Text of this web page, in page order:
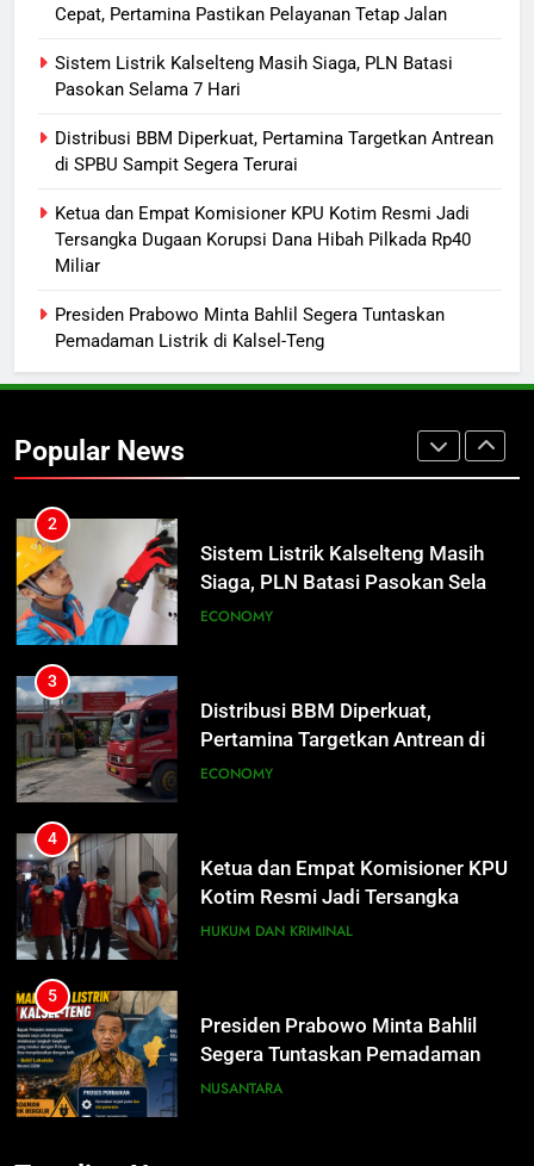
Cepat, Pertamina Pastikan Pelayanan Tetap Jalan
Sistem Listrik Kalselteng Masih Siaga, PLN Batasi
Pasokan Selama 7 Hari
Distribusi BBM Diperkuat, Pertamina Targetkan Antrean
di SPBU Sampit Segera Terurai
Ketua dan Empat Komisioner KPU Kotim Resmi Jadi
Tersangka Dugaan Korupsi Dana Hibah Pilkada Rp40
Miliar
Presiden Prabowo Minta Bahlil Segera Tuntaskan
Pemadaman Listrik di Kalsel-Teng
Popular News
Manajemen FEB UPR Cetak
Program Magang Berdampak
ECONOMY
1
Insiden Konsumen di SPBU
Tetap Jalan
Sistem Listrik Kalselteng Masih
Siaga, PLN Batasi Pasokan Selama
3
Distribusi BBM Diperkuat,
Pertamina Targetkan Antrean di
SPBU Sampit Segera Terurai
ECONOMY
4
Ketua dan Empat Komisioner KPU
Kotim Resmi Jadi Tersangka
Dugaan Korupsi Dana Hibah
HUKUM DAN KRIMINAL
5
Presiden Prabowo Minta Bahlil
Segera Tuntaskan Pemadaman
Listrik di Kalsel-Teng
NUSANTARA
6
Nama Tokoh Anime Ramai Dipakai
Warga Indonesia, Ada Uzumaki, D.
Luffy, Shinchan, hingga Doraemon
NUSANTARA
5
Presiden Prabowo Minta Bahlil